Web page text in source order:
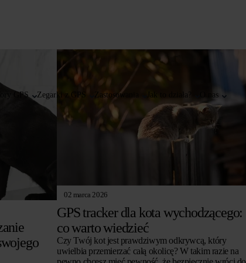
GPS Zegarki z GPS Zastosowania Jak to działa? O nas
02 marca 2026
GPS tracker dla kota wychodzącego:
co warto wiedzieć
Czy Twój kot jest prawdziwym odkrywcą, który
uwielbia przemierzać całą okolicę? W takim razie na